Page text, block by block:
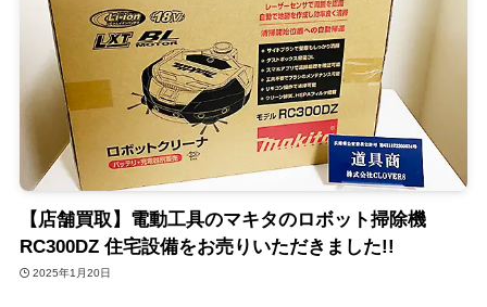
【店舗買取】電動工具のマキタのロボット掃除機
RC300DZ 住宅設備をお売りいただきました!!
2025年1月20日